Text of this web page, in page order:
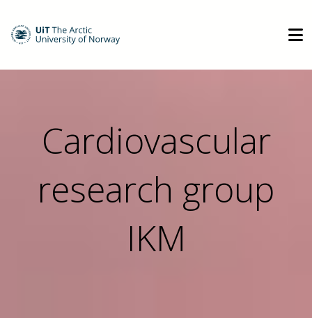
Cardiovascular
research group
IKM